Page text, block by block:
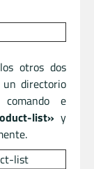
otros dos
un directorio
e
list» y
list